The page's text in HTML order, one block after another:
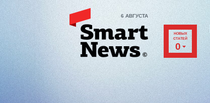
6 АВГУСТА
НОВЫХ
СТАТЕЙ
0